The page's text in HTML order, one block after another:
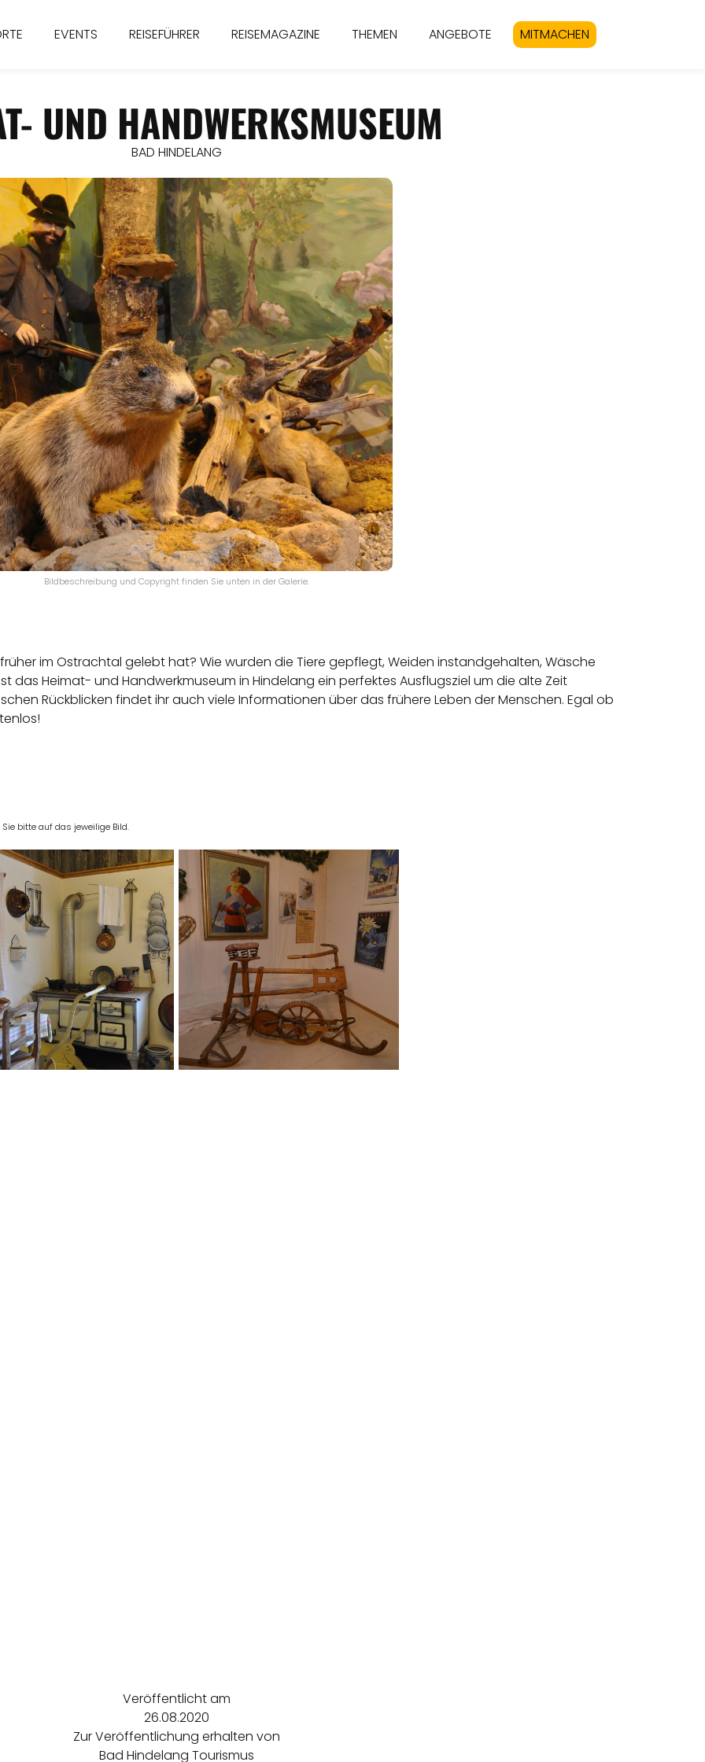
EVENTS REISEFÜHRER REISEMAGAZINE THEMEN ANGEBOTE MITMACHEN
UND HANDWERKSMUSEUM
BAD HINDELANG
Bildbeschreibung und Copyright finden Sie unten in der Galerie.
im Ostrachtal gelebt hat? Wie wurden die Tiere gepflegt, Weiden instandgehalten, Wäsche
Heimat- und Handwerkmuseum in Hindelang ein perfektes Ausflugsziel um die alte Zeit
Rückblicken findet ihr auch viele Informationen über das frühere Leben der Menschen. Egal ob
bitte auf das jeweilige Bild.
Veröffentlicht am
26.08.2020
Zur Veröffentlichung erhalten von
Bad Hindelang Tourismus